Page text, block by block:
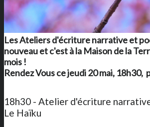
Les Ateliers d'écriture narrative et
nouveau et c'est àla Maison de la
mois !
Rendez Vous ce jeudi 20 mai, 18h30,
18h30 - Atelier d'écriture
Le Haïku